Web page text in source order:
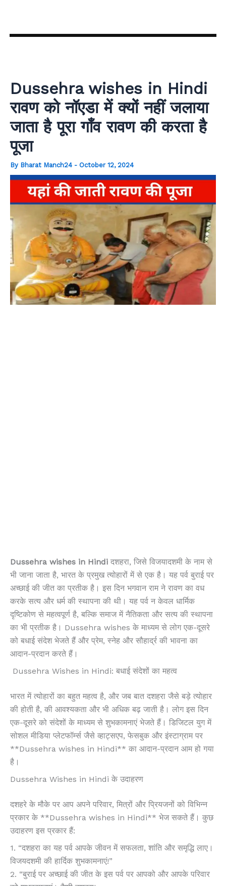
content
Dussehra wishes in Hindi
रावण को नॉएडा में क्यों नहीं जलाया
जाता है पूरा गाँव रावण की करता है
पूजा
By Bharat Manch24 - October 12, 2024
Dussehra wishes in Hindi दशहरा, जिसे विजयादशमी के नाम से
भी जाना जाता है, भारत के प्रमुख त्योहारों में से एक है। यह पर्व बुराई पर
अच्छाई की जीत का प्रतीक है। इस दिन भगवान राम ने रावण का वध
करके सत्य और धर्म की स्थापना की थी। यह पर्व न केवल धार्मिक
दृष्टिकोण से महत्वपूर्ण है, बल्कि समाज में नैतिकता और सत्य की स्थापना
का भी प्रतीक है। Dussehra wishes के माध्यम से लोग एक-दूसरे
को बधाई संदेश भेजते हैं और प्रेम, स्नेह और सौहार्द्र की भावना का
आदान-प्रदान करते हैं।
Dussehra Wishes in Hindi: बधाई संदेशों का महत्व
भारत में त्योहारों का बहुत महत्व है, और जब बात दशहरा जैसे बड़े त्योहार
की होती है, की आवश्यकता और भी अधिक बढ़ जाती है। लोग इस दिन
एक-दूसरे को संदेशों के माध्यम से शुभकामनाएं भेजते हैं। डिजिटल युग में
सोशल मीडिया प्लेटफॉर्म्स जैसे व्हाट्सएप, फेसबुक और इंस्टाग्राम पर
**Dussehra wishes in Hindi** का आदान-प्रदान आम हो गया
है।
Dussehra Wishes in Hindi के उदाहरण
दशहरे के मौके पर आप अपने परिवार, मित्रों और प्रियजनों को विभिन्न
प्रकार के **Dussehra wishes in Hindi** भेज सकते हैं। कुछ
उदाहरण इस प्रकार हैं:
1. “दशहरा का यह पर्व आपके जीवन में सफलता, शांति और समृद्धि लाए।
विजयदशमी की हार्दिक शुभकामनाएं!”
2. “बुराई पर अच्छाई की जीत के इस पर्व पर आपको और आपके परिवार